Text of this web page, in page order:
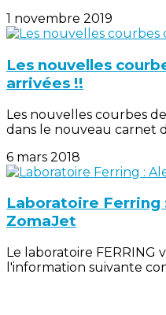
1 novembre 2019
Les nouvelles
arrivées !!
Les nouvelles courbes
dans le nouveau carnet
6 mars 2018
Laboratoire
ZomaJet
Le laboratoire FERRING
l'information suivante